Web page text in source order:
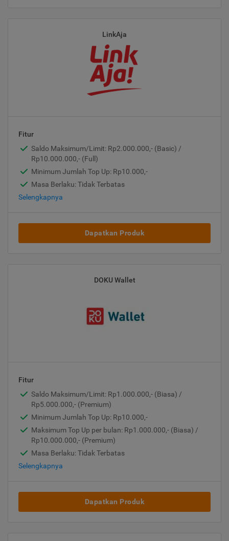
LinkAja
Fitur
Saldo Maksimum/Limit: Rp2.000.000,- (Basic) /
Rp10.000.000,- (Full)
Minimum Jumlah Top Up: Rp10.000,-
Masa Berlaku: Tidak Terbatas
Selengkapnya
Dapatkan Produk
DOKU Wallet
Fitur
Saldo Maksimum/Limit: Rp1.000.000,- (Biasa) /
Rp5.000.000,- (Premium)
Minimum Jumlah Top Up: Rp10.000,-
Maksimum Top Up per bulan: Rp1.000.000,- (Biasa) /
Rp10.000.000,- (Premium)
Masa Berlaku: Tidak Terbatas
Selengkapnya
Dapatkan Produk